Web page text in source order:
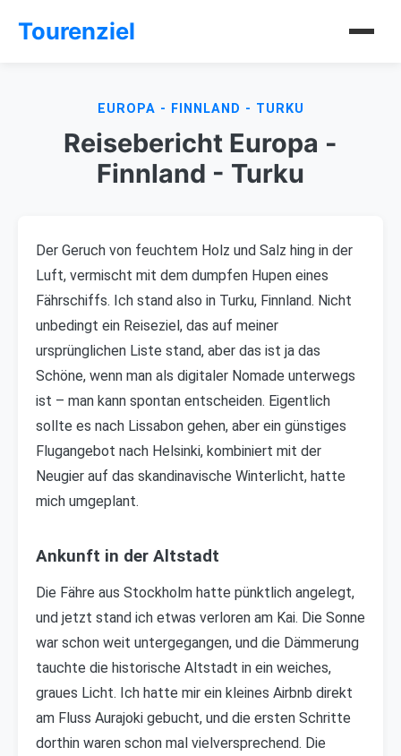
Tourenziel
EUROPA - FINNLAND - TURKU
Reisebericht Europa -
Finnland - Turku
Der Geruch von feuchtem Holz und Salz hing in der
Luft, vermischt mit dem dumpfen Hupen eines
Fährschiffs. Ich stand also in Turku, Finnland. Nicht
unbedingt ein Reiseziel, das auf meiner
ursprünglichen Liste stand, aber das ist ja das
Schöne, wenn man als digitaler Nomade unterwegs
ist – man kann spontan entscheiden. Eigentlich
sollte es nach Lissabon gehen, aber ein günstiges
Flugangebot nach Helsinki, kombiniert mit der
Neugier auf das skandinavische Winterlicht, hatte
mich umgeplant.
Ankunft in der Altstadt
Die Fähre aus Stockholm hatte pünktlich angelegt,
und jetzt stand ich etwas verloren am Kai. Die Sonne
war schon weit untergegangen, und die Dämmerung
tauchte die historische Altstadt in ein weiches,
graues Licht. Ich hatte mir ein kleines Airbnb direkt
am Fluss Aurajoki gebucht, und die ersten Schritte
dorthin waren schon mal vielversprechend. Die